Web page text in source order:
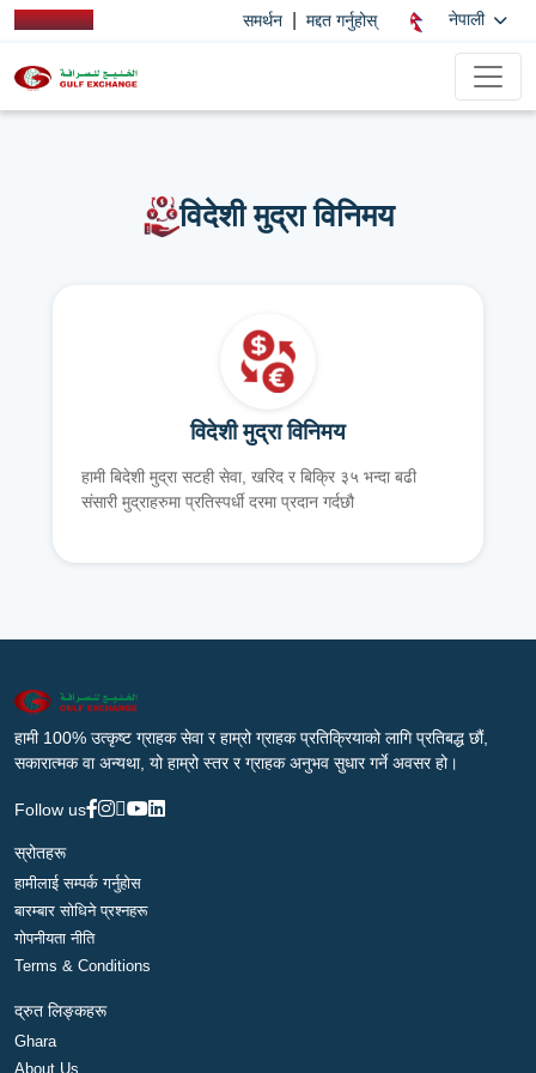
समर्थन मद्दत गर्नुहोस् नेपाली
विदेशी मुद्रा विनिमय
विदेशी मुद्रा विनिमय
हामी बिदेशी मुद्रा सटही सेवा, खरिद र बिक्रि ३५ भन्दा बढी
संसारी मुद्राहरुमा प्रतिस्पर्धी दरमा प्रदान गर्दछौ
हामी 100% उत्कृष्ट ग्राहक सेवा र हाम्रो ग्राहक प्रतिक्रियाको लागि प्रतिबद्ध छौं,
सकारात्मक वा अन्यथा, यो हाम्रो स्तर र ग्राहक अनुभव सुधार गर्ने अवसर हो।
Follow us
स्रोतहरू
हामीलाई सम्पर्क गर्नुहोस
बारम्बार सोधिने प्रश्नहरू
गोपनीयता नीति
Terms & Conditions
द्रुत लिङ्कहरू
Ghara
About Us